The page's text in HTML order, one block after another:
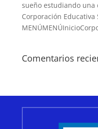
sueño estudiando una
Corporación
Comentarios